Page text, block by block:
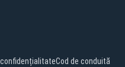
Cod de conduită